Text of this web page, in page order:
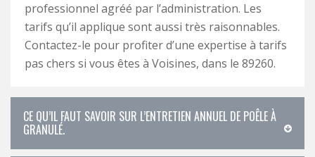
professionnel agréé par l’administration. Les
tarifs qu’il applique sont aussi très raisonnables.
Contactez-le pour profiter d’une expertise à tarifs
pas chers si vous êtes à Voisines, dans le 89260.
CE QU’IL FAUT SAVOIR SUR L’ENTRETIEN ANNUEL DE POÊLE À
GRANULÉ.